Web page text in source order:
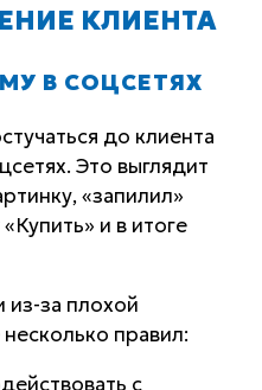
КЛИЕНТА
В СОЦСЕТЯХ
до клиента
Это выглядит
«запилил»
и в итоге
из-за плохой
правил:
с